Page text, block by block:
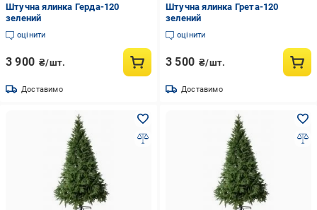
Штучна ялинка Герда-120
зелений
оцінити
3 900 ₴/шт.
Доставимо
Штучна ялинка Грета-120
зелений
оцінити
3 500 ₴/шт.
Доставимо